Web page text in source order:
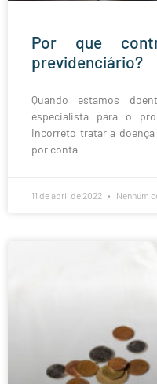
Por que
previdenciário?
Quando estamos
especialista para o
incorreto tratar a
por conta
11 de abril de 2022 Nenhum